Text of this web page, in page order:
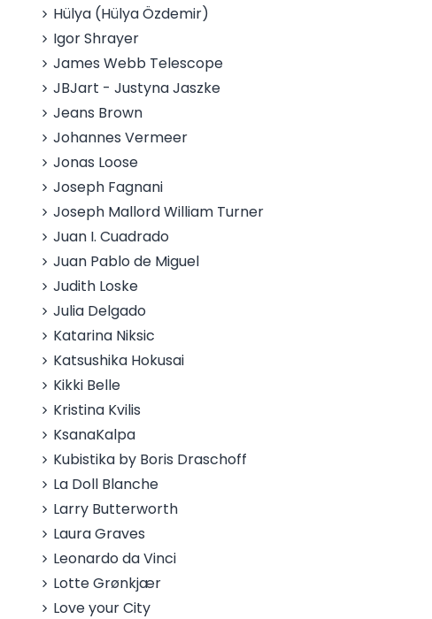
Hülya (Hülya Özdemir)
Igor Shrayer
James Webb Telescope
JBJart - Justyna Jaszke
Jeans Brown
Johannes Vermeer
Jonas Loose
Joseph Fagnani
Joseph Mallord William Turner
Juan I. Cuadrado
Juan Pablo de Miguel
Judith Loske
Julia Delgado
Katarina Niksic
Katsushika Hokusai
Kikki Belle
Kristina Kvilis
KsanaKalpa
Kubistika by Boris Draschoff
La Doll Blanche
Larry Butterworth
Laura Graves
Leonardo da Vinci
Lotte Grønkjær
Love your City